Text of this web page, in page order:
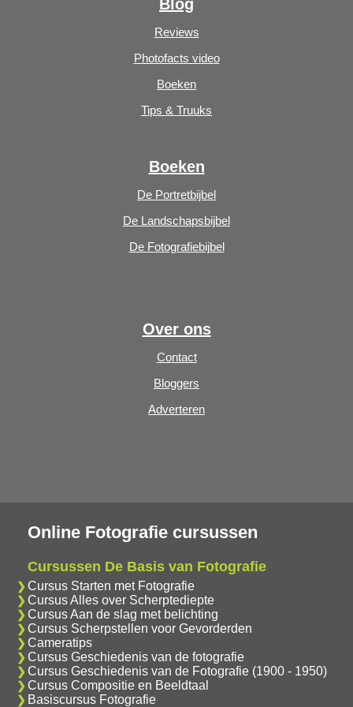
Blog
Reviews
Photofacts video
Boeken
Tips & Truuks
Boeken
De Portretbijbel
De Landschapsbijbel
De Fotografiebijbel
Over ons
Contact
Bloggers
Adverteren
Online Fotografie cursussen
Cursussen De Basis van Fotografie
Cursus Starten met Fotografie
Cursus Alles over Scherptediepte
Cursus Aan de slag met belichting
Cursus Scherpstellen voor Gevorderden
Cameratips
Cursus Geschiedenis van de fotografie
Cursus Geschiedenis van de Fotografie (1900 - 1950)
Cursus Compositie en Beeldtaal
Basiscursus Fotografie